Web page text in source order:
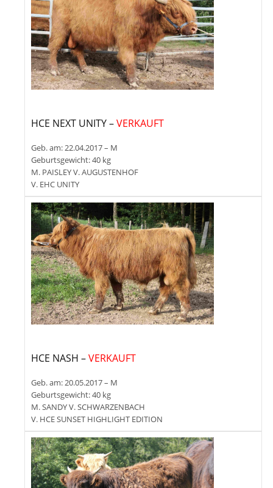
HCE NEXT UNITY –VERKAUFT
Geb. am: 22.04.2017 – M
Geburtsgewicht: 40 kg
M. PAISLEY V. AUGUSTENHOF
V. EHC UNITY
HCE NASH –VERKAUFT
Geb. am: 20.05.2017 – M
Geburtsgewicht: 40 kg
M. SANDY V. SCHWARZENBACH
V. HCE SUNSET HIGHLIGHT EDITION